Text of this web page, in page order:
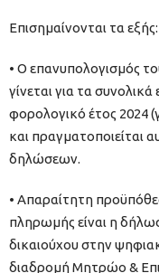
Επισημαίνονται τα εξής:
• Ο επανυπολογισμός
γίνεται για τα
φορολογικό έτος 2024
και πραγματοποιείται
δηλώσεων.
• Απαραίτητη
πληρωμής είναι η
δικαιούχου στην
διαδρομή Μητρώο &